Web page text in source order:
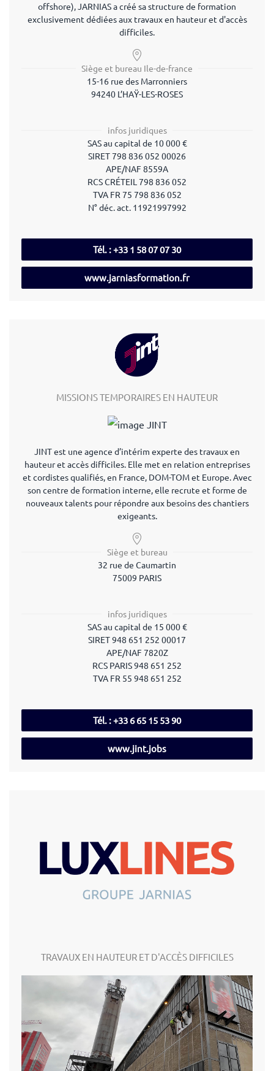
offshore), JARNIAS a créé sa structure de formation
exclusivement dédiées aux travaux en hauteur et d'accès
difficiles.
Siège et bureau Ile-de-france
15-16 rue des Marronniers
94240 L’HAŸ-LES-ROSES
infos juridiques
SAS au capital de 10 000 €
SIRET 798 836 052 00026
APE/NAF 8559A
RCS CRÉTEIL 798 836 052
TVA FR 75 798 836 052
N° déc. act.11921997992
Tél. : +33 1 58 07 07 30
www.jarniasformation.fr
MISSIONS TEMPORAIRES EN HAUTEUR
JINT est une agence d’intérim experte des travaux en
hauteur et accès difficiles. Elle met en relation entreprises
et cordistes qualifiés, en France, DOM-TOM et Europe. Avec
son centre de formation interne, elle recrute et forme de
nouveaux talents pour répondre aux besoins des chantiers
exigeants.
Siège et bureau
32 rue de Caumartin
75009 PARIS
infos juridiques
SASau capital de 15 000 €
SIRET948 651 252 00017
APE/NAF 7820Z
RCS PARIS948 651 252
TVAFR 55 948 651 252
Tél. : +33 6 65 15 53 90
www.jint.jobs
TRAVAUX EN HAUTEUR ET D'ACCÈS DIFFICILES